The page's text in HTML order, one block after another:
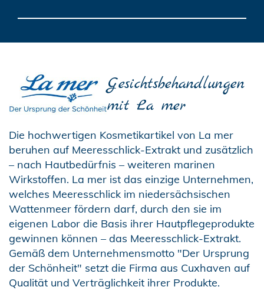
Gesichtsbehandlungen
mit La mer
Die hochwertigen Kosmetikartikel von La mer
beruhen auf Meeresschlick-Extrakt und zusätzlich
– nach Hautbedürfnis – weiteren marinen
Wirkstoffen. La mer ist das einzige Unternehmen,
welches Meeresschlick im niedersächsischen
Wattenmeer fördern darf, durch den sie im
eigenen Labor die Basis ihrer Hautpflegeprodukte
gewinnen können – das Meeresschlick-Extrakt.
Gemäß dem Unternehmensmotto "Der Ursprung
der Schönheit" setzt die Firma aus Cuxhaven auf
Qualität und Verträglichkeit ihrer Produkte.